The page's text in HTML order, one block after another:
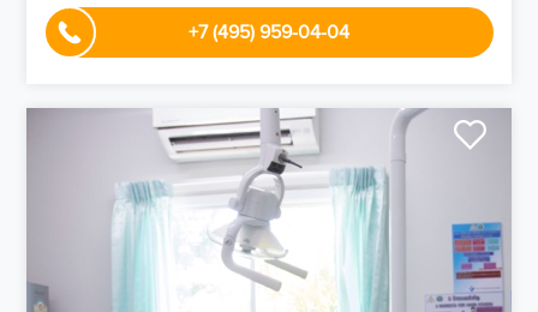
+7 (495) 959-04-04